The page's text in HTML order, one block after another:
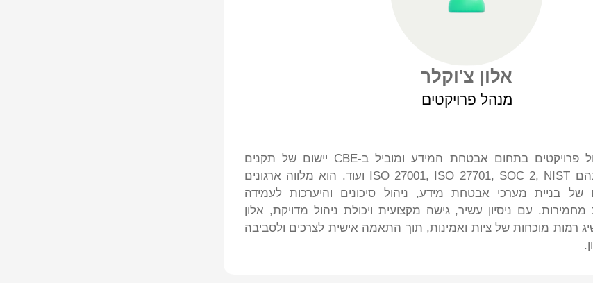
אלון צ'וקלר
מנהל פרויקטים
אלון מתמחה בניהול פרויקטים בתחום אבטחת המידע ומוביל ב-CBE יישום של תקנים
ורגולציות מגוונות, בהם ISO 27001, ISO 27701, SOC 2, NIST ועוד. הוא מלווה ארגונים
של בניית מערכי אבטחת מידע, ניהול סיכונים והיערכות לעמידה
מחמירות. עם ניסיון עשיר, גישה מקצועית ויכולת ניהול מדויקת, אלון
רמות מוכחות של ציות ואמינות, תוך התאמה אישית לצרכים ולסביבה